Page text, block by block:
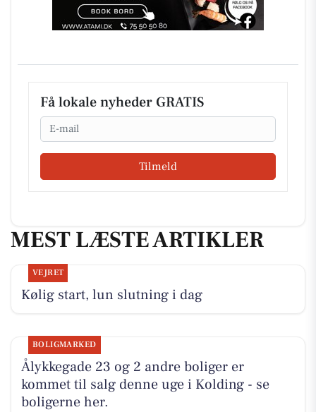
Få lokale nyheder GRATIS
Email
Tilmeld
MEST LÆSTE ARTIKLER
VEJRET
Kølig start, lun slutning i dag
BOLIGMARKED
Ålykkegade 23 og 2 andre boliger er
kommet til salg denne uge i Kolding - se
boligerne her.